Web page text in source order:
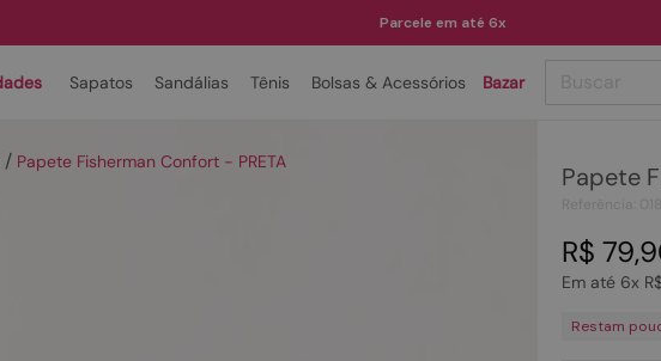
Parcele em até 6x
Sapatos Sandálias Tênis Bolsas & Acessórios Bazar
Papete Fisherman Confort - PRETA Papete
R$ 79,
Em até 6x
Restam